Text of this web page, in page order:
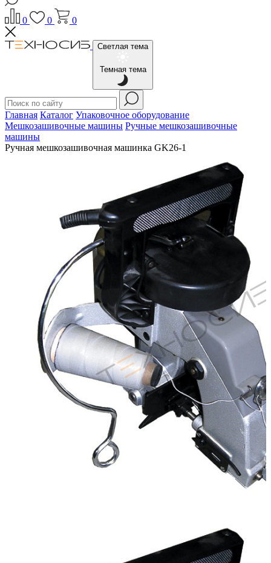
0 0 0
Светлая тема
Темная тема
Главная Каталог Упаковочное оборудование
Мешкозашивочные машины Ручные мешкозашивочные
машины
Ручная мешкозашивочная машинка GK26-1